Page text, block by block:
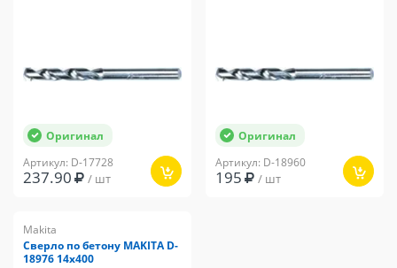
Оригинал
Артикул: D-17728
237.90 / шт
Оригинал
Артикул: D-18960
195 / шт
Makita
Сверло по бетону MAKITA D-
18976 14x400